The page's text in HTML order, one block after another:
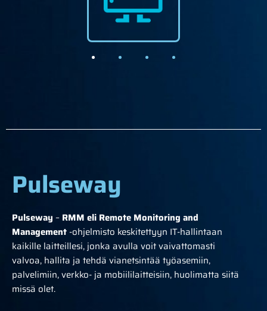
Pulseway
Pulseway – RMM eli Remote Monitoring and
Management -ohjelmisto keskitettyyn IT-hallintaan
kaikille laitteillesi, jonka avulla voit vaivattomasti
valvoa, hallita ja tehdä vianetsintää työasemiin,
palvelimiin, verkko- ja mobiililaitteisiin, huolimatta siitä
missä olet.